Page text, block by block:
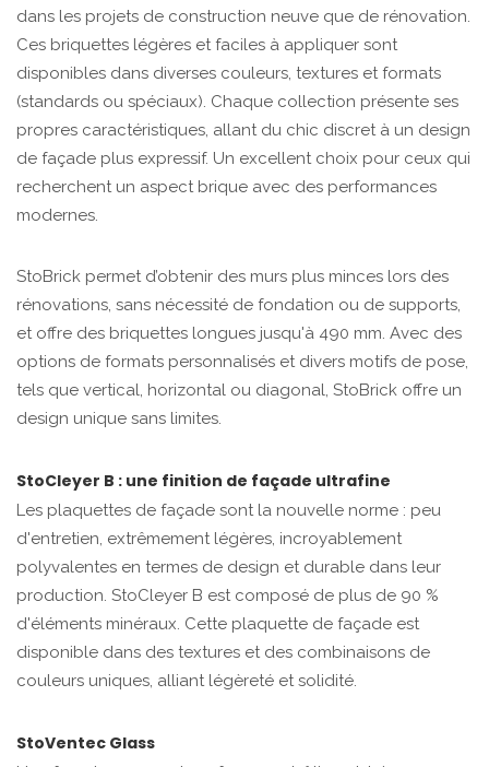
dans les projets de construction neuve que de rénovation.
Ces briquettes légères et faciles à appliquer sont
disponibles dans diverses couleurs, textures et formats
(standards ou spéciaux). Chaque collection présente ses
propres caractéristiques, allant du chic discret à un design
de façade plus expressif. Un excellent choix pour ceux qui
recherchent un aspect brique avec des performances
modernes.
StoBrick permet d’obtenir des murs plus minces lors des
rénovations, sans nécessité de fondation ou de supports,
et offre des briquettes longues jusqu'à 490 mm. Avec des
options de formats personnalisés et divers motifs de pose,
tels que vertical, horizontal ou diagonal, StoBrick offre un
design unique sans limites.
StoCleyer B : une finition de façade ultrafine
Les plaquettes de façade sont la nouvelle norme : peu
d'entretien, extrêmement légères, incroyablement
polyvalentes en termes de design et durable dans leur
production. StoCleyer B est composé de plus de 90 %
d'éléments minéraux. Cette plaquette de façade est
disponible dans des textures et des combinaisons de
couleurs uniques, alliant légèreté et solidité.
StoVentec Glass